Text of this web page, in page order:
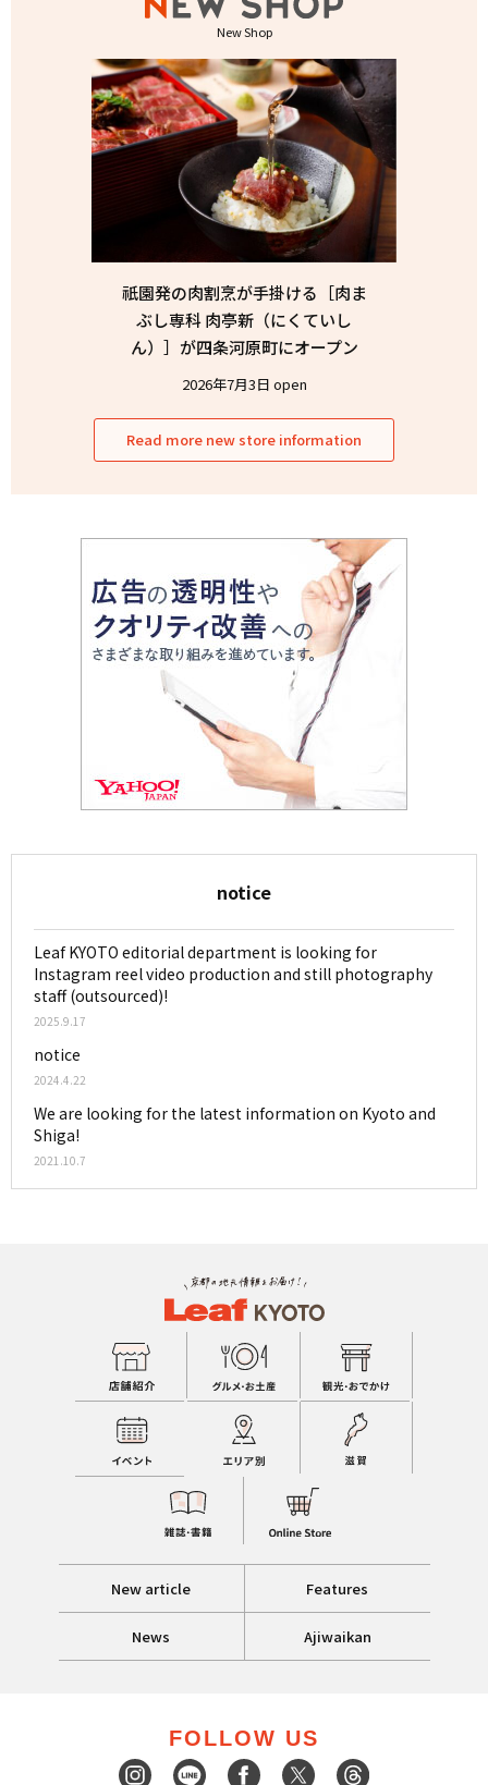
New Shop
祇園発の肉割烹が手掛ける［肉ま
ぶし専科 肉亭新（にくていし
ん）］が四条河原町にオープン
2026年7月3日 open
Read more new store information
notice
Leaf KYOTO editorial department is looking for
Instagram reel video production and still photography
staff (outsourced)!
2025.9.17
notice
2024.4.22
We are looking for the latest information on Kyoto and
Shiga!
2021.10.7
New article Features
News Ajiwaikan
FOLLOW US